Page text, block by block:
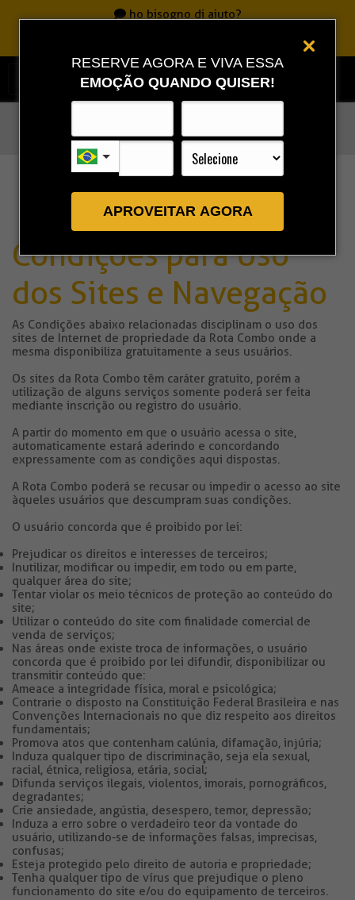
RESERVE AGORA E VIVA ESSA
EMOÇÃO QUANDO QUISER!
APROVEITAR AGORA
ho bisogno di aiuto?
Condições para Uso
dos Sites e Navegação
As Condições abaixo relacionadas disciplinam o uso dos
sites de Internet de propriedade da Rota Combo onde a
mesma disponibiliza gratuitamente a seus usuários.
Os sites da Rota Combo têm caráter gratuito, porém a
utilização de alguns serviços somente poderá ser feita
mediante inscrição ou registro do usuário.
A partir do momento em que o usuário acessa o site,
automaticamente estará aderindo e concordando
expressamente com as condições aqui dispostas.
A Rota Combo poderá se recusar ou impedir o acesso ao site
àqueles usuários que descumpram suas condições.
O usuário concorda que é proibido por lei:
Prejudicar os direitos e interesses de terceiros;
Inutilizar, modificar ou impedir, em todo ou em parte,
qualquer área do site;
Tentar violar os meio técnicos de proteção ao conteúdo do
site;
Utilizar o conteúdo do site com finalidade comercial de
venda de serviços;
Nas áreas onde existe troca de informações, o usuário
concorda que é proibido por lei difundir, disponibilizar ou
transmitir conteúdo que:
Ameace a integridade física, moral e psicológica;
Contrarie o disposto na Constituição Federal Brasileira e nas
Convenções Internacionais no que diz respeito aos direitos
fundamentais;
Promova atos que contenham calúnia, difamação, injúria;
Induza qualquer tipo de discriminação, seja ela sexual,
racial, étnica, religiosa, etária, social;
Difunda serviços ilegais, violentos, imorais, pornográficos,
degradantes;
Crie ansiedade, angústia, desespero, temor, depressão;
Induza a erro sobre o verdadeiro teor da vontade do
usuário, utilizando-se de informações falsas, imprecisas,
confusas;
Esteja protegido pelo direito de autoria e propriedade;
Tenha qualquer tipo de vírus que prejudique o pleno
funcionamento do site e/ou do equipamento de terceiros.